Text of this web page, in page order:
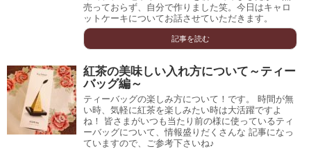
売っておらず、自分で作りました笑。今日はキャロ
ットケーキについてお話させていただきます。
記事を読む
紅茶の美味しい入れ方について～ティー
バッグ編～
ティーバッグの楽しみ方について！です。 時間が無
い時、気軽に紅茶を楽しみたい時は大活躍ですよ
ね！ 皆さまがいつも当たり前の様に使っているティ
ーバッグについて、情報盛りだくさんな 記事になっ
ていますので、ご参考下さいね♪